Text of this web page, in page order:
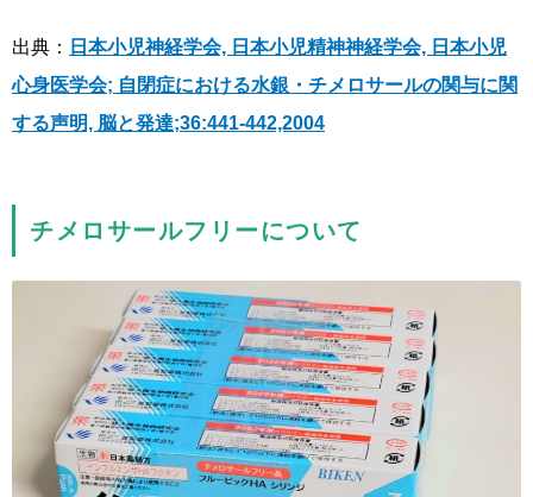
出典：
日本小児神経学会, 日本小児精神神経学会, 日本小児
心身医学会; 自閉症における水銀・チメロサールの関与に関
する声明, 脳と発達;36:441-442,2004
チメロサールフリーについて